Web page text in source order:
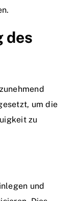
des
um die
zu
und